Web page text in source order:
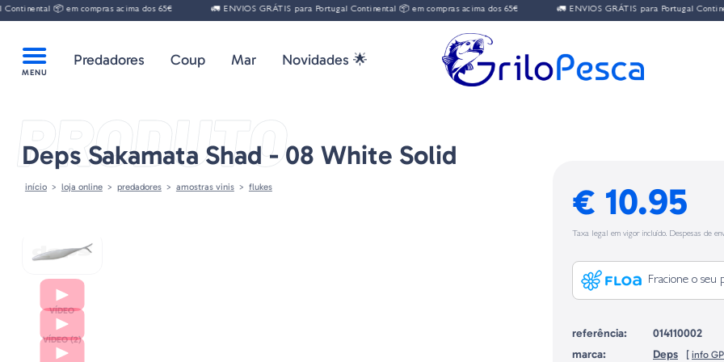
📦 em compras acima dos 65€ 🚛 ENVIOS GRÁTIS para Portugal Continental 📦 em compras acima dos 65€ 🚛 ENVIOS GRÁTIS para Portugal
Predadores Coup Mar Novidades 🌟
PRODUTO
Deps Sakamata Shad - 08 White Solid
início loja online predadores amostras vinis flukes € 10.95
Taxa legal em vigor incluído. Despesas de
Fracione o
referência:
014110002
marca:
Deps [ info